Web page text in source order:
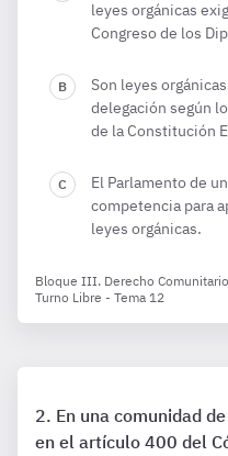
leyes orgánicas
Congreso de los
Son leyes
delegación según
de la Constitución
El Parlamento de
competencia para
leyes orgánicas.
Bloque III. Derecho
Turno Libre - Tema 12
En una comunidad
en el artículo 400 del